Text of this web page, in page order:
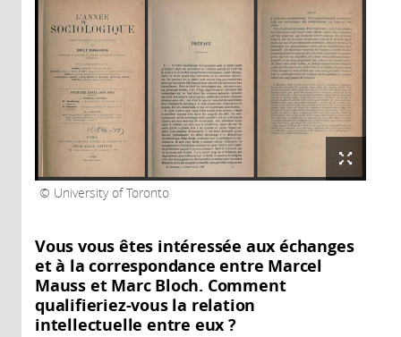
University of Toronto
Vous vous êtes intéressée aux échanges
et à la correspondance entre Marcel
Mauss et Marc Bloch. Comment
qualifieriez-vous la relation
intellectuelle entre eux ?